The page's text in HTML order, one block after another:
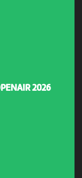
2026